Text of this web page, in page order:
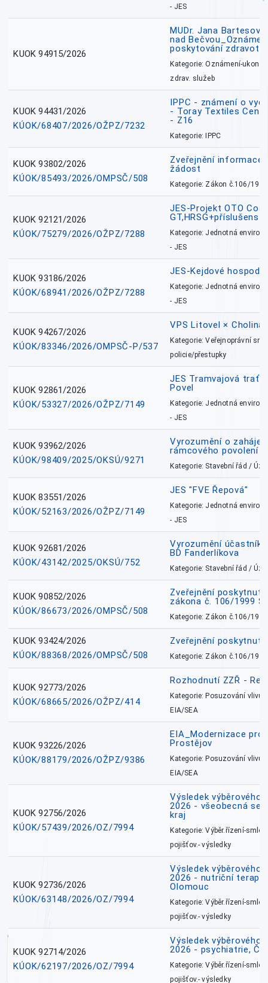
- JES
KUOK 94915/2026
MUDr. Jana
nad
poskytování
Kategorie: Oznámení-
zdrav. služeb
KUOK 94431/2026
KÚOK/68407/2026/OŽPZ/7232
IPPC - známení o
- Toray Textiles
- Z16
Kategorie: IPPC
KUOK 93802/2026
KÚOK/85493/2026/OMPSČ/508
Zveřejnění informace
žádost
Kategorie: Zákon č.106/1999
KUOK 92121/2026
KÚOK/75279/2026/OŽPZ/7288
JES-Projekt OTO
Kategorie: Jednotná
- JES
KUOK 93186/2026
KÚOK/68941/2026/OŽPZ/7288
JES-Kejdové
Kategorie: Jednotná
- JES
KUOK 94267/2026
KÚOK/83346/2026/OMPSČ-P/537
VPS Litovel ×
Kategorie: Veřejnoprávní
policie/přestupky
KUOK 92861/2026
KÚOK/53327/2026/OŽPZ/7149
JES Tramvajová trať
Povel
Kategorie: Jednotná
- JES
KUOK 93962/2026
KÚOK/98409/2025/OKSÚ/9271
Vyrozumění o
rámcového povolení
Kategorie: Stavební řád /
KUOK 83551/2026
KÚOK/52163/2026/OŽPZ/7149
JES "FVE Řepová"
Kategorie: Jednotná
- JES
KUOK 92681/2026
KÚOK/43142/2025/OKSÚ/752
Vyrozumění
BD Fanderlíkova
Kategorie: Stavební řád /
KUOK 90852/2026
KÚOK/86673/2026/OMPSČ/508
Zveřejnění
zákona č. 106/1999
Kategorie: Zákon č.106/1999
KUOK 93424/2026
KÚOK/88368/2026/OMPSČ/508
Zveřejnění
Kategorie: Zákon č.106/1999
KUOK 92773/2026
KÚOK/68665/2026/OŽPZ/414
Rozhodnutí ZZŘ -
Kategorie: Posuzování vlivů
EIA/SEA
KUOK 93226/2026
KÚOK/88179/2026/OŽPZ/9386
EIA_Modernizace
Prostějov
Kategorie: Posuzování vlivů
EIA/SEA
KUOK 92756/2026
KÚOK/57439/2026/OZ/7994
Výsledek výběrového
2026 - všeobecná
kraj
Kategorie: Výběr.řízení-
pojišťov.- výsledky
KUOK 92736/2026
KÚOK/63148/2026/OZ/7994
Výsledek výběrového
2026 - nutriční
Olomouc
Kategorie: Výběr.řízení-
pojišťov.- výsledky
KUOK 92714/2026
KÚOK/62197/2026/OZ/7994
Výsledek výběrového
2026 - psychiatrie,
Kategorie: Výběr.řízení-
pojišťov.- výsledky